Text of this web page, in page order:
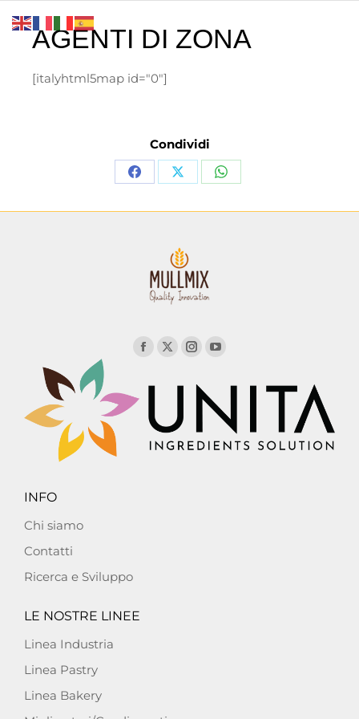
AGENTI DI ZONA
[italyhtml5map id="0"]
Condividi
INFO
Chi siamo
Contatti
Ricerca e Sviluppo
LE NOSTRE LINEE
Linea Industria
Linea Pastry
Linea Bakery